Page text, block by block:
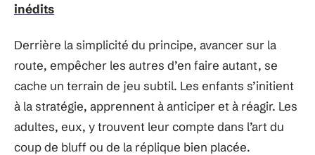
inédits
Derrière la simplicité du principe, avancer sur la
route, empêcher les autres d’en faire autant, se
cache un terrain de jeu subtil. Les enfants s’initient
à la stratégie, apprennent à anticiper et à réagir. Les
adultes, eux, y trouvent leur compte dans l’art du
coup de bluff ou de la réplique bien placée.